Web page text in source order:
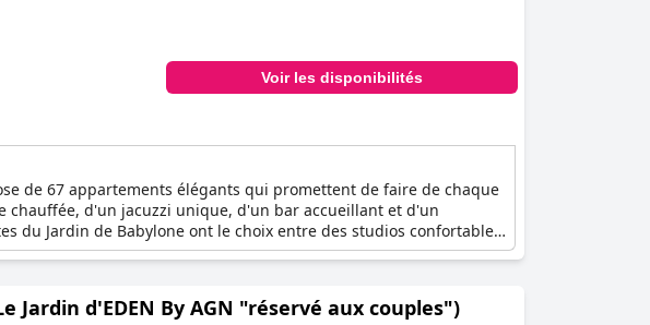
Voir les disponibilités
de 67 appartements élégants qui promettent de faire de chaque
chauffée, d'un jacuzzi unique, d'un bar accueillant et d'un
du Jardin de Babylone ont le choix entre des studios confortables
La résidence propose également trois appartements
sereine de ce havre de paix élégant. Le Jardin de Babylone
inoubliables.
Jardin d'EDEN By AGN "réservé aux couples")